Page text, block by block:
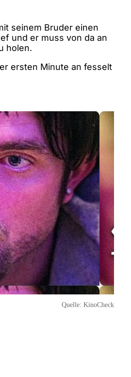
seinem Bruder einen
und er muss von da an
holen.
ersten Minute an fesselt
Quelle: KinoCheck